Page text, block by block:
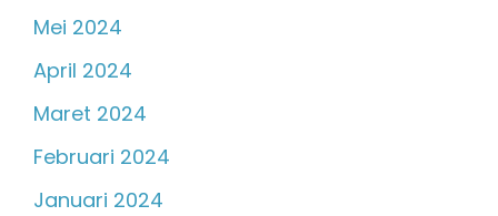
Mei 2024
April 2024
Maret 2024
Februari 2024
Januari 2024